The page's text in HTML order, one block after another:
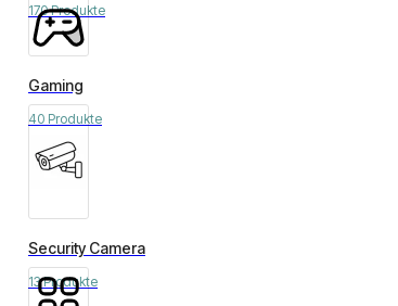
170 Produkte
Gaming
40 Produkte
Security Camera
13 Produkte